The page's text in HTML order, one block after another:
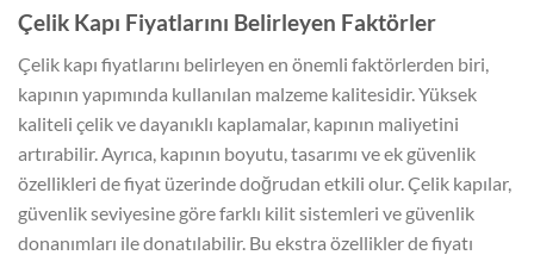
Çelik Kapı Fiyatlarını Belirleyen Faktörler
Çelik kapı fiyatlarını belirleyen en önemli faktörlerden biri,
kapının yapımında kullanılan malzeme kalitesidir. Yüksek
kaliteli çelik ve dayanıklı kaplamalar, kapının maliyetini
artırabilir. Ayrıca, kapının boyutu, tasarımı ve ek güvenlik
özellikleri de fiyat üzerinde doğrudan etkili olur. Çelik kapılar,
güvenlik seviyesine göre farklı kilit sistemleri ve güvenlik
donanımları ile donatılabilir. Bu ekstra özellikler de fiyatı